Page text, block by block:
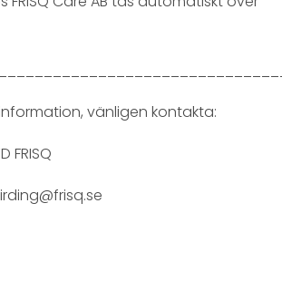
vänligen kontakta:
FRISQ